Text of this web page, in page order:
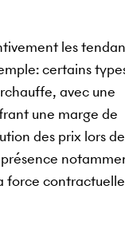
les
certains
avec une
une marge de
des prix lors
force